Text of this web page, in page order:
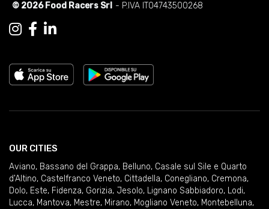
© 2026 Food Racers Srl - P.IVA IT04743500268
OUR CITIES
Aviano, Bassano del Grappa, Belluno, Casale sul Sile e Quarto
d'Altino, Castelfranco Veneto, Cittadella, Conegliano, Cremona,
Dolo, Este, Fidenza, Gorizia, Jesolo, Lignano Sabbiadoro, Lodi,
Lucca, Mantova, Mestre, Mirano, Mogliano Veneto, Montebelluna,